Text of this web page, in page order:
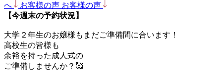
へ お客様の声 お客様の声
【今週末の予約状況】
大学２年生のお嬢様もまだご準備間に合います！
高校生の皆様も
余裕を持った成人式の
ご準備しませんか？🥰